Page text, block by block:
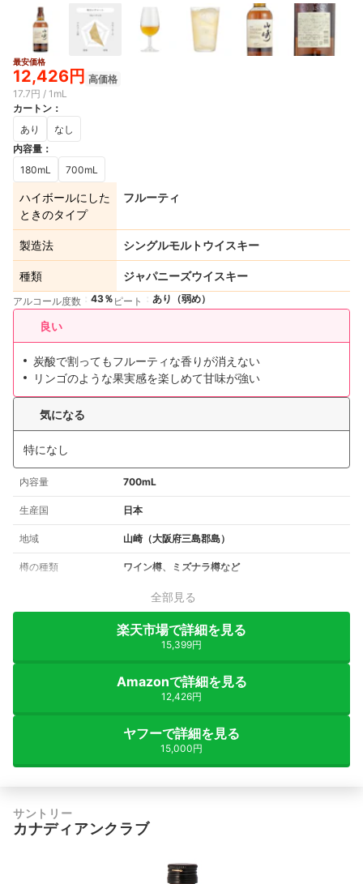
最安価格
12,426円 高価格
17.7円 / 1mL
カートン ：
あり
なし
内容量 ：
180mL
700mL
ハイボールにした
ときのタイプ
フルーティ
製造法 シングルモルトウイスキー
種類 ジャパニーズウイスキー
アルコール度数 43％ ピート あり（弱め）
良い
炭酸で割ってもフルーティな香りが消えない
リンゴのような果実感を楽しめて甘味が強い
気になる
特になし
内容量 700mL
生産国 日本
地域 山崎（大阪府三島郡島）
樽の種類 ワイン樽、ミズナラ樽など
全部見る
楽天市場で詳細を見る
15,399円
Amazonで詳細を見る
12,426円
ヤフーで詳細を見る
15,000円
サントリー
カナディアンクラブ